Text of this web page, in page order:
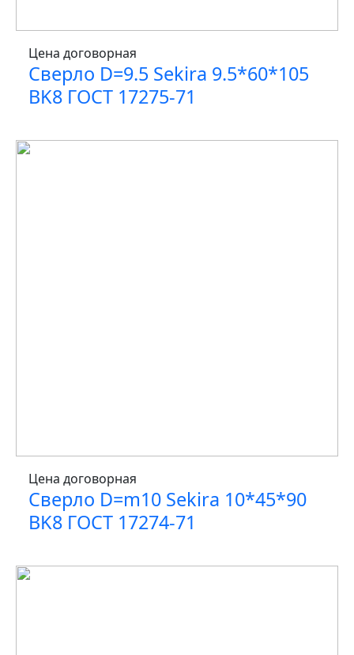
Цена договорная
Сверло D=9.5 Sekira 9.5*60*105
BK8 ГОСТ 17275-71
Цена договорная
Сверло D=m10 Sekira 10*45*90
BK8 ГОСТ 17274-71